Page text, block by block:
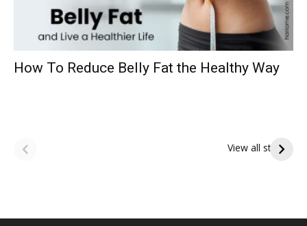
How To Reduce Belly Fat the Healthy Way
View all stories
పితృదేవతల ఆశీర్వాదం
పొందే పవిత్ర రోజు
ఇంద్రకీలాద్రి గిరి ప్రదక్షిణ